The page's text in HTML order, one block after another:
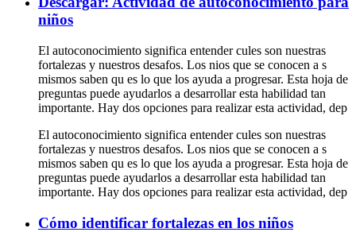
niños
El autoconocimiento significa entender cules son nuestras
fortalezas y nuestros desafos. Los nios que se conocen a s
mismos saben qu es lo que los ayuda a progresar. Esta hoja de
preguntas puede ayudarlos a desarrollar esta habilidad tan
importante. Hay dos opciones para realizar esta actividad, dep
El autoconocimiento significa entender cules son nuestras
fortalezas y nuestros desafos. Los nios que se conocen a s
mismos saben qu es lo que los ayuda a progresar. Esta hoja de
preguntas puede ayudarlos a desarrollar esta habilidad tan
importante. Hay dos opciones para realizar esta actividad, dep
Cómo identificar fortalezas en los niños